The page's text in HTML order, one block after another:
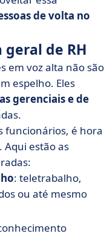
de volta no
geral de RH
em voz alta não são
espelho. Eles
gerenciais e de
funcionários, é hora
. Aqui estão as
: teletrabalho,
ou até mesmo